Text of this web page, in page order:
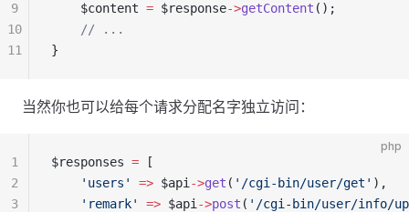
    $content
= $response->getContent ();
    // ...
}
9
10
11
当然你也可以给每个请求分配名字独立访问：
php
$responses = [
    'users'
=> $api ->get ( '/cgi-bin/user/get' ),
    'remark'
=> $api ->post ( '/cgi-bin/user/info/
1
2
3